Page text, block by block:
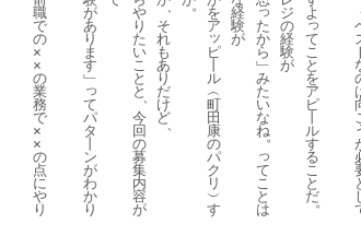
よ
っ
て
こ
と
を
ア
ピ
ル
す
る
こ
と
だ。
ジ
の
経
験
が
っ
た
か
ら
﹂
み
た
い
な
ね。
っ
て
こ
と
は
経
験
が
を
ア
ッ
ピ
ル
︵
町
田
康
の
パ
ク
リ
︶
す
。
、
そ
れ
も
あ
り
だ
け
ど、
や
り
た
い
こ
と
と、
今
回
の
募
集
内
容
が
が
あ
り
ま
す
﹂
っ
て
パ
タ
ン
が
わ
か
り
職
で
の
×
×
の
業
務
で
×
×
の
点
に
や
り